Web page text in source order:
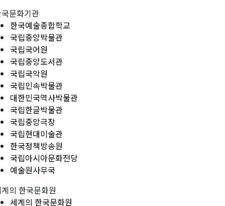
문화기관
한국예술종합학교
국립중앙박물관
국립국어원
국립중앙도서관
국립국악원
국립민속박물관
대한민국역사박물관
국립한글박물관
국립중앙극장
국립현대미술관
한국정책방송원
국립아시아문화전당
예술원사무국
의 한국문화원
세계의 한국문화원